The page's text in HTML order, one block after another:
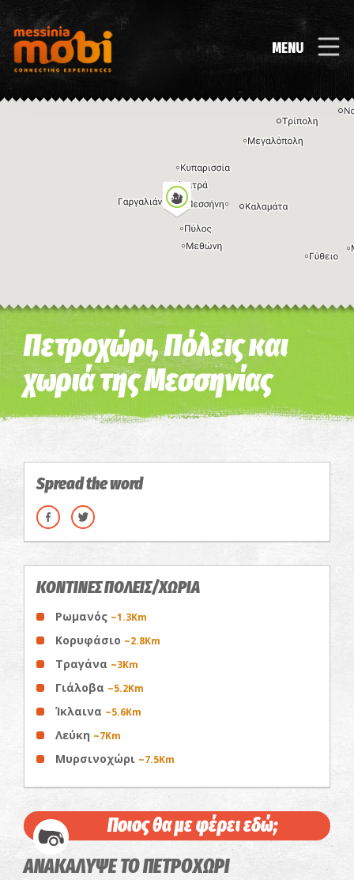
MENU
Η εικόνα ενδέχεται να υπόκειται σε πνευματικά δικαιώματα Όροι
Πετροχώρι, Πόλεις και
χωριά της Μεσσηνίας
Spread the word
ΚΟΝΤΙΝΕΣ ΠΟΛΕΙΣ/ΧΩΡΙΑ
Ρωμανός ~1.3Km
Κορυφάσιο ~2.8Km
Τραγάνα ~3Km
Γιάλοβα ~5.2Km
Ίκλαινα ~5.6Km
Λεύκη ~7Km
Μυρσινοχώρι ~7.5Km
Ποιος θα με φέρει εδώ;
ΑΝΑΚΑΛΥΨΕ ΤΟ ΠΕΤΡΟΧΩΡΙ